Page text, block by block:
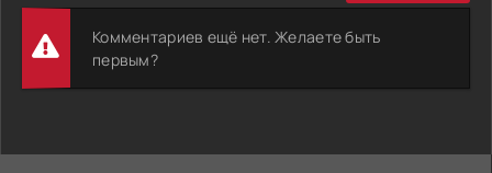
Комментариев ещё нет. Желаете быть
первым?